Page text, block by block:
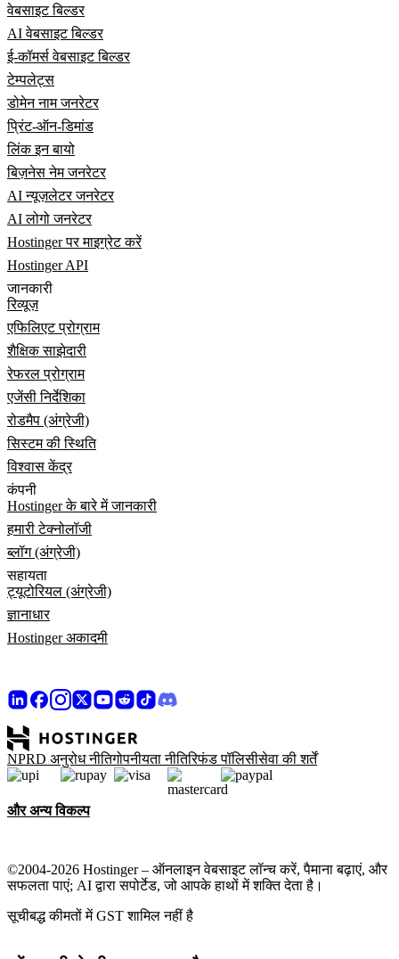
वेबसाइट बिल्डर
AI वेबसाइट बिल्डर
ई-कॉमर्स वेबसाइट बिल्डर
टेम्पलेट्स
डोमेन नाम जनरेटर
प्रिंट-ऑन-डिमांड
लिंक इन बायो
बिज़नेस नेम जनरेटर
AI न्यूज़लेटर जनरेटर
AI लोगो जनरेटर
Hostinger पर माइग्रेट करें
Hostinger API
जानकारी
रिव्यूज़
एफिलिएट प्रोग्राम
शैक्षिक साझेदारी
रेफरल प्रोग्राम
एजेंसी निर्देशिका
रोडमैप (अंग्रेजी)
सिस्टम की स्थिति
विश्वास केंद्र
कंपनी
Hostinger के बारे में जानकारी
हमारी टेक्नोलॉजी
ब्लॉग (अंग्रेजी)
सहायता
ट्यूटोरियल (अंग्रेजी)
ज्ञानाधार
Hostinger अकादमी
NPRD अनुरोध नीतिगोपनीयता नीतिरिफंड पॉलिसीसेवा की शर्तें
और अन्य विकल्प
©2004-2026 Hostinger – ऑनलाइन वेबसाइट लॉन्च करें, पैमाना बढ़ाएं, और
सफलता पाएं; AI द्वारा सपोर्टेड, जो आपके हाथों में शक्ति देता है।
सूचीबद्ध कीमतों में GST शामिल नहीं है